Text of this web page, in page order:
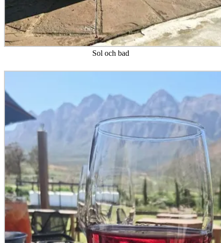
Sol och bad